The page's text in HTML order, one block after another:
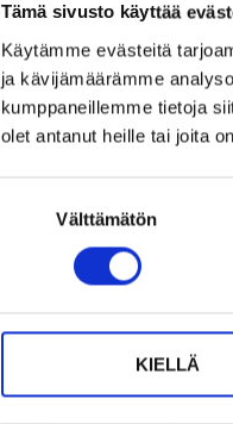
Tämä sivusto käyttää
Käytämme evästeitä
ja kävijämäärämme
kumppaneillemme tietoja
olet antanut heille tai joita
Välttämätön
KIELLÄ